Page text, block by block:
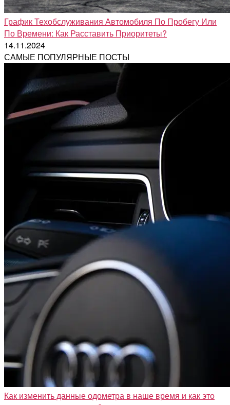
График Техобслуживания Автомобиля По Пробегу Или
По Времени: Как Расставить Приоритеты?
14.11.2024
САМЫЕ ПОПУЛЯРНЫЕ ПОСТЫ
Как изменить данные одометра в наше время и как это